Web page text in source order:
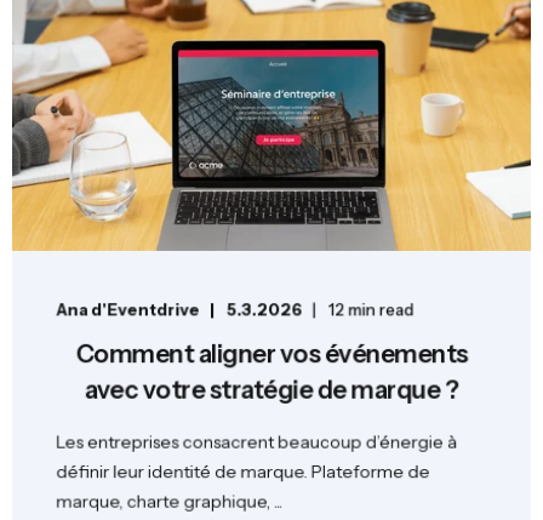
Ana d'Eventdrive 5.3.2026 12 min read
Comment aligner vos événements
avec votre stratégie de marque ?
Les entreprises consacrent beaucoup d’énergie à
définir leur identité de marque. Plateforme de
marque, charte graphique, ...